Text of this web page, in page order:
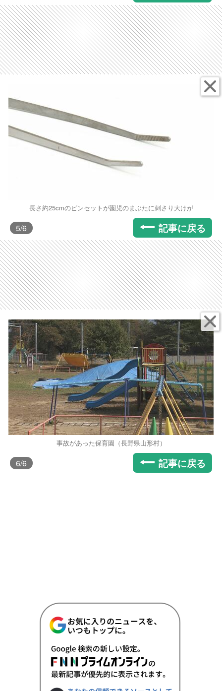
長さ約25cmのピンセットが園児のまぶたに刺さり大けが
5/6 記事に戻る
事故があった保育園（長野県山形村）
6/6 記事に戻る